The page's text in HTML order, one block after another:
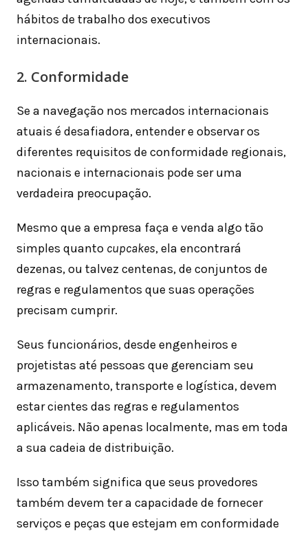
hábitos de trabalho dos executivos
internacionais.
2. Conformidade
Se a navegação nos mercados internacionais
atuais é desafiadora, entender e observar os
diferentes requisitos de conformidade regionais,
nacionais e internacionais pode ser uma
verdadeira preocupação.
Mesmo que a empresa faça e venda algo tão
simples quanto cupcakes, ela encontrará
dezenas, ou talvez centenas, de conjuntos de
regras e regulamentos que suas operações
precisam cumprir.
Seus funcionários, desde engenheiros e
projetistas até pessoas que gerenciam seu
armazenamento, transporte e logística, devem
estar cientes das regras e regulamentos
aplicáveis. Não apenas localmente, mas em toda
a sua cadeia de distribuição.
Isso também significa que seus provedores
também devem ter a capacidade de fornecer
serviços e peças que estejam em conformidade